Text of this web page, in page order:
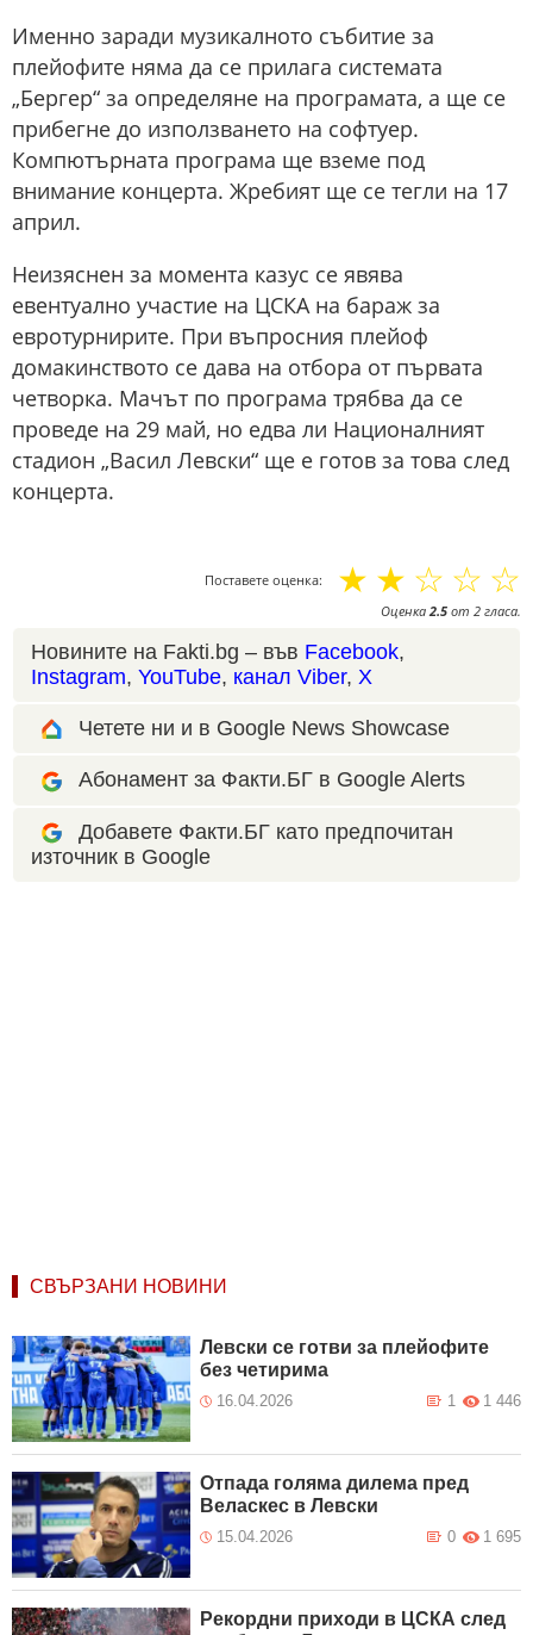
Именно заради музикалното събитие за
плейофите няма да се прилага системата
„Бергер“ за определяне на програмата, а ще се
прибегне до използването на софтуер.
Компютърната програма ще вземе под
внимание концерта. Жребият ще се тегли на 17
април.
Неизяснен за момента казус се явява
евентуално участие на ЦСКА на бараж за
евротурнирите. При въпросния плейоф
домакинството се дава на отбора от първата
четворка. Мачът по програма трябва да се
проведе на 29 май, но едва ли Националният
стадион „Васил Левски“ ще е готов за това след
концерта.
Поставете оценка: ☆
☆
☆
☆
☆
Оценка2.5 от 2 гласа.
Новините на Fakti.bg – във Facebook,
Instagram, YouTube, канал Viber, X
Четете ни и в Google News Showcase
Абонамент за Факти.БГ в Google Alerts
Добавете Факти.БГ като предпочитан
източник в Google
СВЪРЗАНИ НОВИНИ
Левски се готви за плейофите
без четирима
16.04.2026 1 446
1
Отпада голяма дилема пред
Веласкес в Левски
15.04.2026 1 695
0
Рекордни приходи в ЦСКА след